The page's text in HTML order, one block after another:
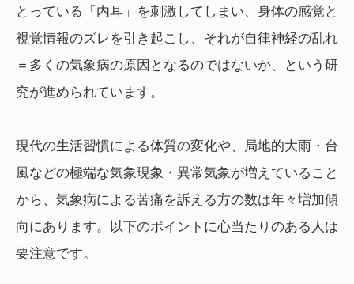
とっている「内耳」を刺激してしまい、身体の感覚と
視覚情報のズレを引き起こし、それが自律神経の乱れ
＝多くの気象病の原因となるのではないか、という研
究が進められています。
現代の生活習慣による体質の変化や、局地的大雨・台
風などの極端な気象現象・異常気象が増えていること
から、気象病による苦痛を訴える方の数は年々増加傾
向にあります。以下のポイントに心当たりのある人は
要注意です。